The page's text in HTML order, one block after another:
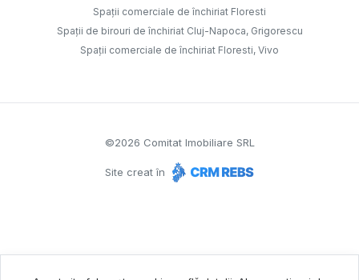
Spații comerciale de închiriat Floresti
Spații de birouri de închiriat Cluj-Napoca, Grigorescu
Spații comerciale de închiriat Floresti, Vivo
©2026 Comitat Imobiliare SRL
Site creat în